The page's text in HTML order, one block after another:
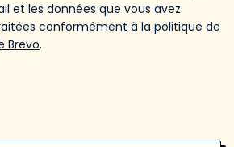
et les données que vous avez
conformément à la politique de
Brevo.